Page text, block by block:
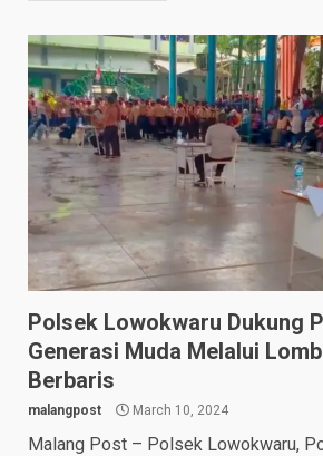
Polsek Lowokwaru Dukung
Generasi Muda Melalui
Berbaris
malangpost March 10, 2024
Malang Post – Polsek Lowokwaru,